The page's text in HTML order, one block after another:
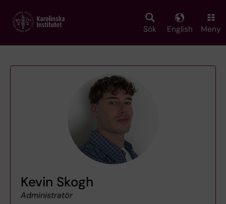
main
Sök English Meny
Kevin Skogh
Administratör